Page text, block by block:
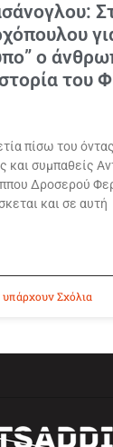
ο
του
πίσω του
και συμπαθείς
Δροσερού
και σε αυτή
υπάρχουν Σχόλια